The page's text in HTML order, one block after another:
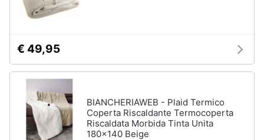
€ 49,95
BIANCHERIAWEB - Plaid Termico
Coperta Riscaldante Termocoperta
Riscaldata Morbida Tinta Unita
180x140 Beige